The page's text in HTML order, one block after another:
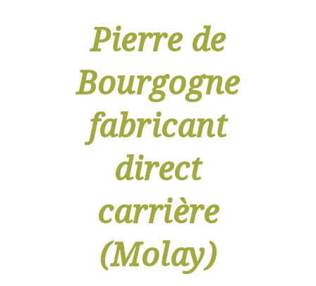
Pierre de
Bourgogne
fabricant
direct
carrière
(Molay)